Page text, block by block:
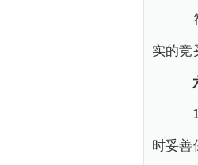
符
实的竞
六
1、
时妥善